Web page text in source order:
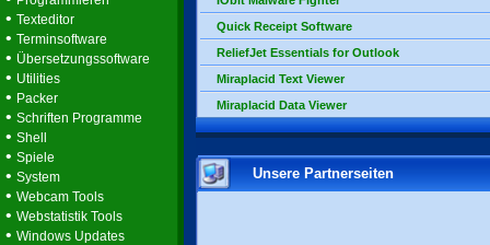
• Texteditor
• Terminsoftware
• Übersetzungssoftware
• Utilities
• Packer
• Schriften Programme
• Shell
• Spiele
• System
• Webcam Tools
• Webstatistik Tools
• Windows Updates
Quick Receipt Software
ReliefJet Essentials for Outlook
Miraplacid Text Viewer
Miraplacid Data Viewer
Unsere Partnerseiten